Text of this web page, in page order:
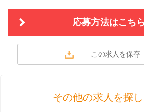
応募方法はこち
その他の求人を探